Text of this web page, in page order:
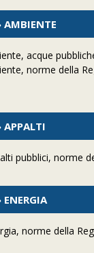
AMBIENTE
acque
norme della
APPALTI
pubblici, norme
norme della